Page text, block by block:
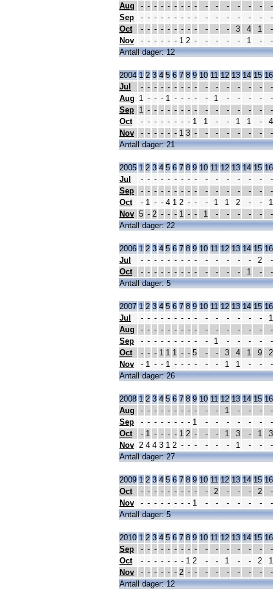
Aug
- - - - - - - - - - - - - - -
-
Sep
- - - - - - - - - - - - - - -
-
Oct
- - - - - - - - - - - - 3 4 1
-
Nov
- - - - - - 1 2 - - - - - 1 -
-
Antall dager: 12
2004 1 2 3 4 5 6 7 8 9 10 11 12 13 14 15 16
Jul
- - - - - - - - - - - - - - -
-
Aug 1 - - - 1 - - - - - 1 - - - -
-
Sep 1 - - - - - - - - - - - - - -
-
Oct
- - - - - - - - 1 1 - - 1 1 -
4
Nov
- - - - - - 1 3 - - - - - - -
-
Antall dager: 21
2005 1 2 3 4 5 6 7 8 9 10 11 12 13 14 15 16
Jul
- - - - - - - - - - - - - - -
-
Sep
- - - - - - - - - - - - - - -
-
Oct
- 1 - - 4 1 2 - - - 1 1 2 - -
1
Nov 5 - 2 - - - 1 - - 1 - - - - -
-
Antall dager: 22
2006 1 2 3 4 5 6 7 8 9 10 11 12 13 14 15 16
Jul
- - - - - - - - - - - - - - 2
-
Oct
- - - - - - - - - - - - - 1 -
-
Antall dager: 5
2007 1 2 3 4 5 6 7 8 9 10 11 12 13 14 15 16
Jul
- - - - - - - - - - - - - - -
1
Aug
- - - - - - - - - - - - - - -
-
Sep
- - - - - - - - - - 1 - - - -
-
Oct
- - - 1 1 1 - - 5 - - 3 4 1 9
2
Nov
- 1 - - 1 - - - - - - 1 1 - -
-
Antall dager: 26
2008 1 2 3 4 5 6 7 8 9 10 11 12 13 14 15 16
Aug
- - - - - - - - - - - 1 - - -
-
Sep
- - - - - - - - 1 - - - - - -
-
Oct
- 1 - - - - 1 2 - - - 1 3 - 1
3
Nov 2 4 4 3 1 2 - - - - - - 1 - -
-
Antall dager: 27
2009 1 2 3 4 5 6 7 8 9 10 11 12 13 14 15 16
Oct
- - - - - - - - - - 2 - - - 2
-
Nov
- - - - - - - - 1 - - - - - -
-
Antall dager: 5
2010 1 2 3 4 5 6 7 8 9 10 11 12 13 14 15 16
Sep
- - - - - - - - - - - - - - -
-
Oct
- - - - - - - 1 2 - - 1 - - 2
1
Nov
- - - - - - 2 - - - - - - - -
-
Antall dager: 12